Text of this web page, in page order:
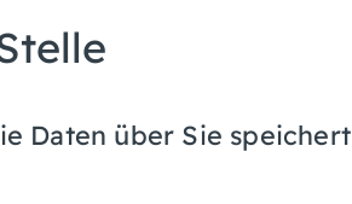
Daten über Sie speichert